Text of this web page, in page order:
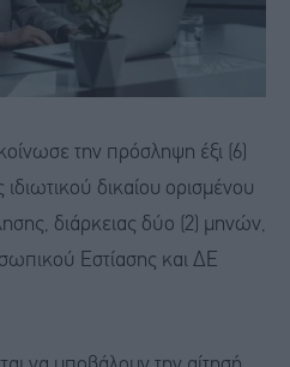
την πρόσληψη έξι (6)
δικαίου ορισμένου
διάρκειας δύο (2) μηνών,
Εστίασης και ΔΕ